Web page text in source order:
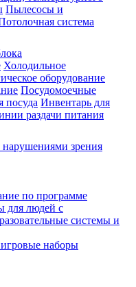
Пылесосы и
система
Холодильное
оборудование
Посудомоечные
посуда Инвентарь для
раздачи питания
зрения
по программе
для людей с
системы и
наборы